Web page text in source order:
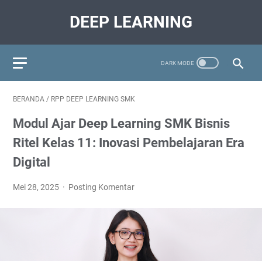
DEEP LEARNING
BERANDA / RPP DEEP LEARNING SMK
Modul Ajar Deep Learning SMK Bisnis
Ritel Kelas 11: Inovasi Pembelajaran Era
Digital
Mei 28, 2025 Posting Komentar